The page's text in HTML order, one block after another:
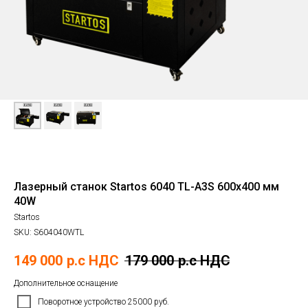
Лазерный станок Startos 6040 TL-A3S 600х400 мм
40W
Startos
SKU: S604040WTL
149 000 р.c НДС 179 000 р.c НДС
Дополнительное оснащение
Поворотное устройство 25000 руб.